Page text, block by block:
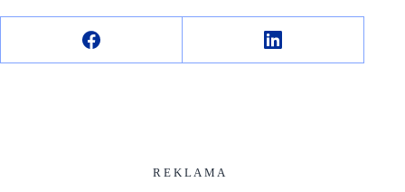
R E K L A M A